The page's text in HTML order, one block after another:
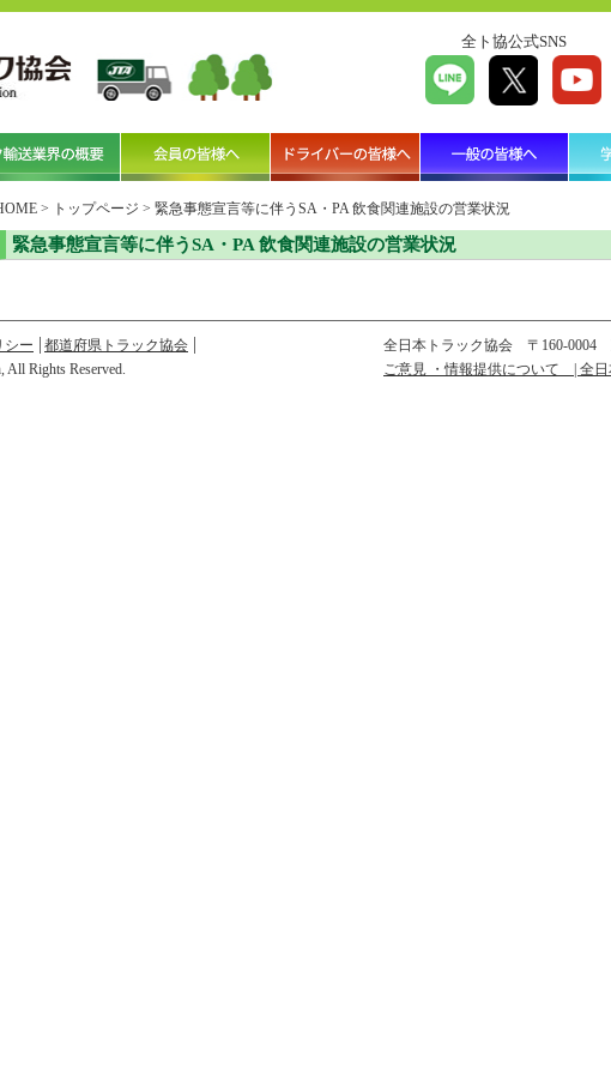
全ト協公式SNS
> トップページ > 緊急事態宣言等に伴うSA・PA 飲食関連施設の営業状況
緊急事態宣言等に伴うSA・PA 飲食関連施設の営業状況
シー 都道府県トラック協会 全日本トラック協会 〒160-0004
ご意見 ・情報提供について | 全
All Rights Reserved.